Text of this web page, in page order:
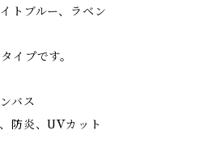
トブルー、ラベン
プです。
バス
炎、UVカット